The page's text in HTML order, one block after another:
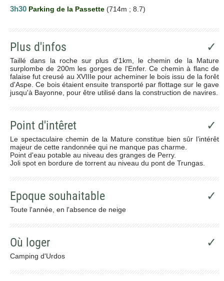
3h30 Parking de la Passette (714m ; 8.7)
Plus d'infos ✓
Taillé dans la roche sur plus d'1km, le chemin de la Mature
surplombe de 200m les gorges de l'Enfer. Ce chemin à flanc de
falaise fut creusé au XVIIIe pour acheminer le bois issu de la forêt
d'Aspe. Ce bois étaient ensuite transporté par flottage sur le gave
jusqu'à Bayonne, pour être utilisé dans la construction de navires.
Point d'intêret ✓
Le spectaculaire chemin de la Mature constitue bien sûr l’intérêt
majeur de cette randonnée qui ne manque pas charme.
Point d'eau potable au niveau des granges de Perry.
Joli spot en bordure de torrent au niveau du pont de Trungas.
Epoque souhaitable ✓
Toute l'année, en l'absence de neige
Où loger ✓
Camping d'Urdos